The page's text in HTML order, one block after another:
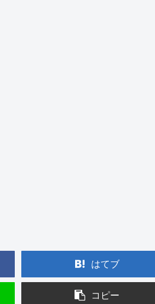
はてブ
コピー